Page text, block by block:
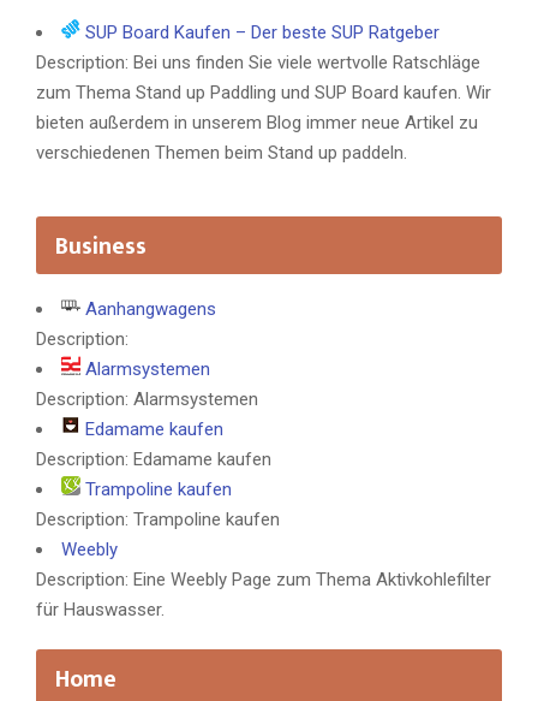
SUP Board Kaufen – Der beste SUP Ratgeber
Description: Bei uns finden Sie viele wertvolle Ratschläge
zum Thema Stand up Paddling und SUP Board kaufen. Wir
bieten außerdem in unserem Blog immer neue Artikel zu
verschiedenen Themen beim Stand up paddeln.
Business
Aanhangwagens
Description:
Alarmsystemen
Description: Alarmsystemen
Edamame kaufen
Description: Edamame kaufen
Trampoline kaufen
Description: Trampoline kaufen
Weebly
Description: Eine Weebly Page zum Thema Aktivkohlefilter
für Hauswasser.
Home